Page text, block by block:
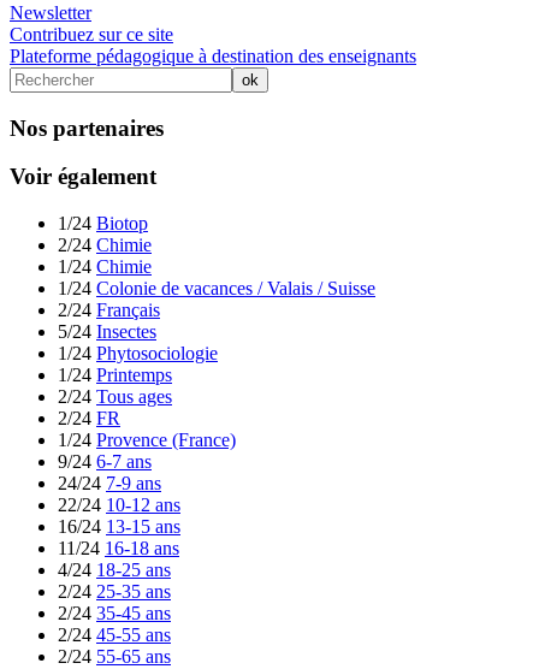
Newsletter
Contribuez sur ce site
Plateforme pédagogique à destination des enseignants
Nos partenaires
Voir également
1/24 Biotop
2/24 Chimie
1/24 Chimie
1/24 Colonie de vacances / Valais / Suisse
2/24 Français
5/24 Insectes
1/24 Phytosociologie
1/24 Printemps
2/24 Tous ages
2/24 FR
1/24 Provence (France)
9/24 6-7 ans
24/24 7-9 ans
22/24 10-12 ans
16/24 13-15 ans
11/24 16-18 ans
4/24 18-25 ans
2/24 25-35 ans
2/24 35-45 ans
2/24 45-55 ans
2/24 55-65 ans